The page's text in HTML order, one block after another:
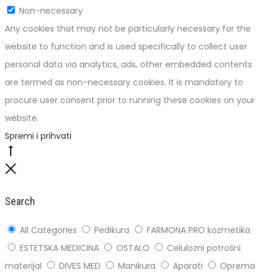
Non-necessary
Any cookies that may not be particularly necessary for the
website to function and is used specifically to collect user
personal data via analytics, ads, other embedded contents
are termed as non-necessary cookies. It is mandatory to
procure user consent prior to running these cookies on your
website.
Spremi i prihvati
Search
All Categories Pedikura
FARMONA PRO kozmetika
ESTETSKA MEDICINA
OSTALO
Celulozni potrošni
materijal
DIVES MED Manikura Aparati
Oprema